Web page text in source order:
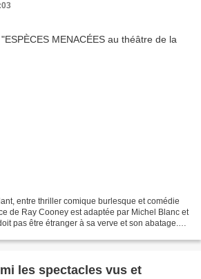
entre thriller comique burlesque et comédie
de Ray Cooney est adaptée par Michel Blanc et
pas être étranger à sa verve et son abatage.
les spectacles vus et